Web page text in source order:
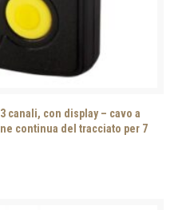
canali, con display – cavo a
continua del tracciato per 7